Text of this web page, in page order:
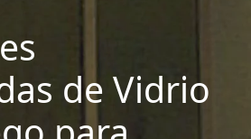
de Vidrio